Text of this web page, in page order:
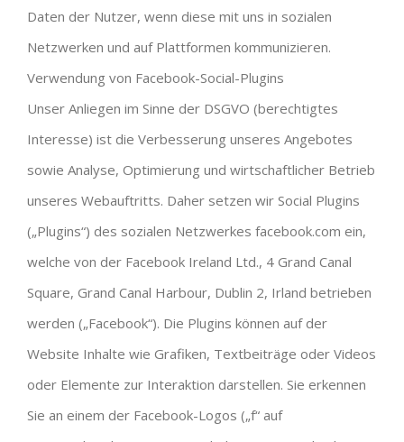
Daten der Nutzer, wenn diese mit uns in sozialen
Netzwerken und auf Plattformen kommunizieren.
Verwendung von Facebook-Social-Plugins
Unser Anliegen im Sinne der DSGVO (berechtigtes
Interesse) ist die Verbesserung unseres Angebotes
sowie Analyse, Optimierung und wirtschaftlicher Betrieb
unseres Webauftritts. Daher setzen wir Social Plugins
(„Plugins“) des sozialen Netzwerkes facebook.com ein,
welche von der Facebook Ireland Ltd., 4 Grand Canal
Square, Grand Canal Harbour, Dublin 2, Irland betrieben
werden („Facebook“). Die Plugins können auf der
Website Inhalte wie Grafiken, Textbeiträge oder Videos
oder Elemente zur Interaktion darstellen. Sie erkennen
Sie an einem der Facebook-Logos („f“ auf